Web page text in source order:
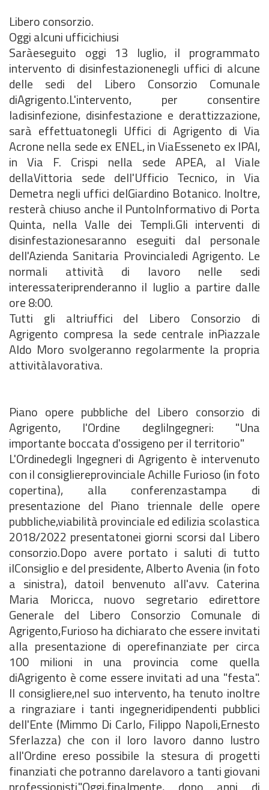
Libero consorzio.
Oggi alcuni ufficichiusi
Saràeseguito oggi 13 luglio, il programmato
intervento di disinfestazionenegli uffici di alcune
delle sedi del Libero Consorzio Comunale
diAgrigento.L'intervento, per consentire
ladisinfezione, disinfestazione e derattizzazione,
sarà effettuatonegli Uffici di Agrigento di Via
Acrone nella sede ex ENEL, in ViaEsseneto ex IPAI,
in Via F. Crispi nella sede APEA, al Viale
dellaVittoria sede dell'Ufficio Tecnico, in Via
Demetra negli uffici delGiardino Botanico. Inoltre,
resterà chiuso anche il PuntoInformativo di Porta
Quinta, nella Valle dei Templi.Gli interventi di
disinfestazionesaranno eseguiti dal personale
dell'Azienda Sanitaria Provincialedi Agrigento. Le
normali attività di lavoro nelle sedi
interessateriprenderanno il luglio a partire dalle
ore 8:00.
Tutti gli altriuffici del Libero Consorzio di
Agrigento compresa la sede centrale inPiazzale
Aldo Moro svolgeranno regolarmente la propria
attivitàlavorativa.
Piano opere pubbliche del Libero consorzio di
Agrigento, l'Ordine degliIngegneri: "Una
importante boccata d'ossigeno per il territorio"
L'Ordinedegli Ingegneri di Agrigento è intervenuto
con il consigliereprovinciale Achille Furioso (in foto
copertina), alla conferenzastampa di
presentazione del Piano triennale delle opere
pubbliche,viabilità provinciale ed edilizia scolastica
2018/2022 presentatonei giorni scorsi dal Libero
consorzio.Dopo avere portato i saluti di tutto
ilConsiglio e del presidente, Alberto Avenia (in foto
a sinistra), datoil benvenuto all'avv. Caterina
Maria Moricca, nuovo segretario edirettore
Generale del Libero Consorzio Comunale di
Agrigento,Furioso ha dichiarato che essere invitati
alla presentazione di operefinanziate per circa
100 milioni in una provincia come quella
diAgrigento è come essere invitati ad una "festa".
Il consigliere,nel suo intervento, ha tenuto inoltre
a ringraziare i tanti ingegneridipendenti pubblici
dell'Ente (Mimmo Di Carlo, Filippo Napoli,Ernesto
Sferlazza) che con il loro lavoro danno lustro
all'Ordine ereso possibile la stesura di progetti
finanziati che potranno darelavoro a tanti giovani